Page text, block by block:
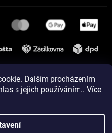
Dalším procházením
s jejich používáním.. Více
Shoptet